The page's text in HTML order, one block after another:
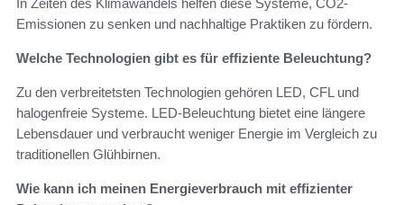
Emissionen zu senken und nachhaltige Praktiken zu fördern.
Welche Technologien gibt es für effiziente Beleuchtung?
Zu den verbreitetsten Technologien gehören LED, CFL und
halogenfreie Systeme. LED-Beleuchtung bietet eine längere
Lebensdauer und verbraucht weniger Energie im Vergleich zu
traditionellen Glühbirnen.
Wie kann ich meinen Energieverbrauch mit effizienter